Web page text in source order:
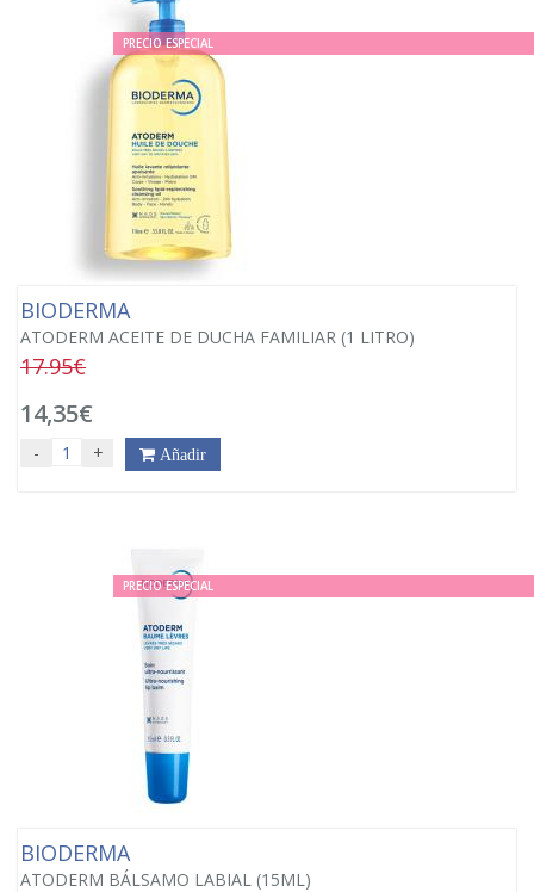
PRECIO ESPECIAL
BIODERMA
ATODERM ACEITE DE DUCHA FAMILIAR (1 LITRO)
17.95€
14,35€
- + Añadir
PRECIO ESPECIAL
BIODERMA
ATODERM BÁLSAMO LABIAL (15ML)